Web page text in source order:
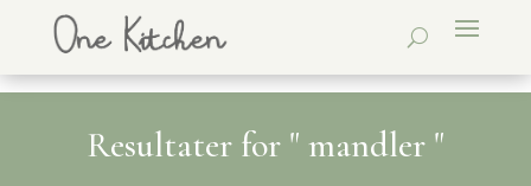
Resultater for " mandler "